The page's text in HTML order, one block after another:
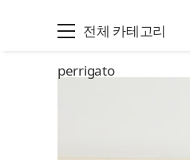
전체 카테고리
perrigato